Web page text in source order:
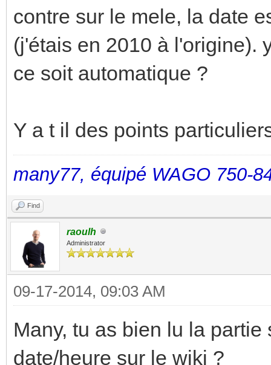
contre sur le mele, la date
(j'étais en 2010 à l'origine).
ce soit automatique ?
Y a t il des points
many77, équipé WAGO 750-
Find
raoulh
Administrator
09-17-2014, 09:03 AM
Many, tu as bien lu la
date/heure sur le wiki ?